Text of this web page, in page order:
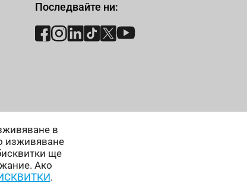
в
изживяване
ще
Ако
.
Последвайте ни: